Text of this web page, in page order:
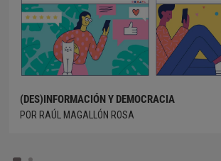
(DES)INFORMACIÓN Y DEMOCRACIA
POR RAÚL MAGALLÓN ROSA